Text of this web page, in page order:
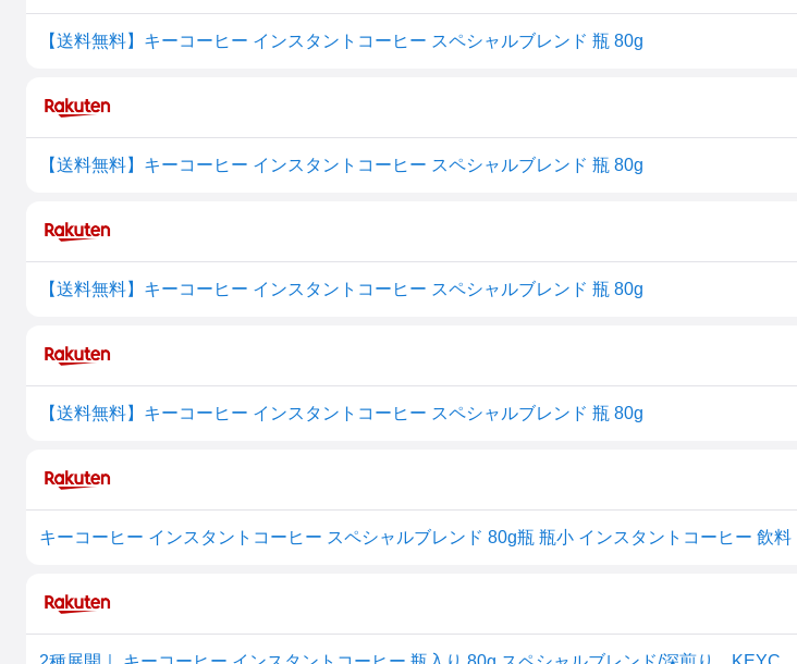
【送料無料】キーコーヒー インスタントコーヒー スペシャルブレンド 瓶 80g
【送料無料】キーコーヒー インスタントコーヒー スペシャルブレンド 瓶 80g
【送料無料】キーコーヒー インスタントコーヒー スペシャルブレンド 瓶 80g
【送料無料】キーコーヒー インスタントコーヒー スペシャルブレンド 瓶 80g
キーコーヒー インスタントコーヒー スペシャルブレンド 80g瓶 瓶小 インスタントコーヒー 飲料